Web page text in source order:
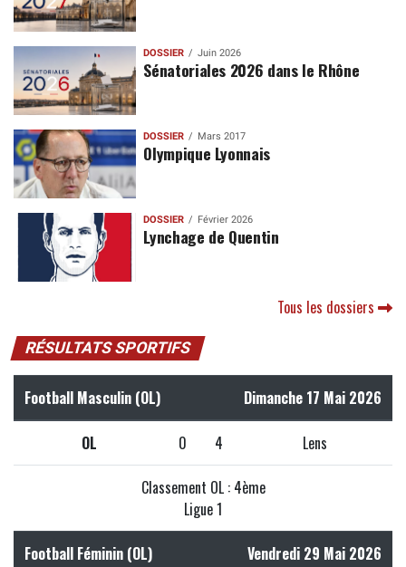
DOSSIER Juin 2026
Sénatoriales 2026 dans le Rhône
DOSSIER Mars 2017
Olympique Lyonnais
DOSSIER Février 2026
Lynchage de Quentin
Tous les dossiers
RÉSULTATS SPORTIFS
Football Masculin (OL) Dimanche 17 Mai 2026
OL 0 4 Lens
Classement OL : 4ème
Ligue 1
Football Féminin (OL) Vendredi 29 Mai 2026